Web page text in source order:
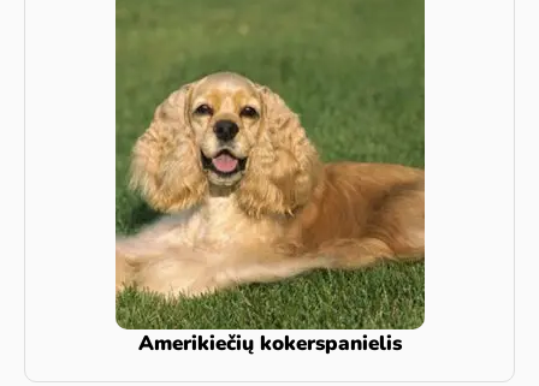
Amerikiečių kokerspanielis